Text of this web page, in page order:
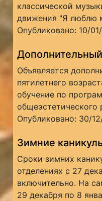
классической
движения "Я люблю
Опубликовано: 10/
Объявляется
пятилетнего
обучение по
общеэстетического
Опубликовано: 30/
Зимние
Сроки зимних
отделениях с 27
включительно. На
29 декабря по 8